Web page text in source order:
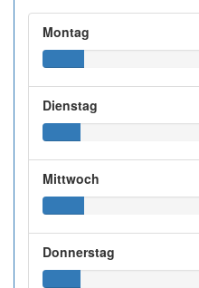
Montag
Dienstag
Mittwoch
Donnerstag